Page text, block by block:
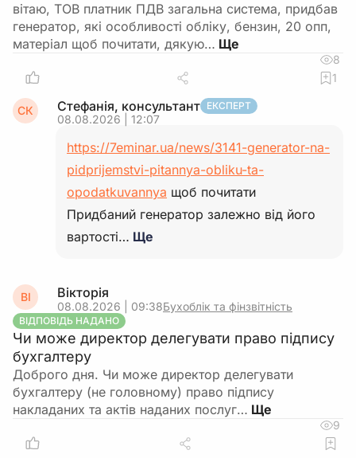
вітаю, ТОВ платник ПДВ загальна система, придбав
генератор, які особливості обліку, бензин, 20 опп,
матеріал щоб почитати, дякую…
8
1
СК Стефанія, консультант ЕКСПЕРТ
08.08.2026 | 12:07
https://7eminar.ua/news/3141-generator-na-
pidprijemstvi-pitannya-obliku-ta-
opodatkuvannya щоб почитати
Придбаний генератор залежно від його
вартості… Ще
ВІ Вікторія
08.08.2026 | 09:38Бухоблік та фінзвітність
ВІДПОВІДЬ НАДАНО
Чи може директор делегувати право підпису
бухгалтеру
Доброго дня. Чи може директор делегувати
бухгалтеру (не головному) право підпису
накладаних та актів наданих послуг…
9